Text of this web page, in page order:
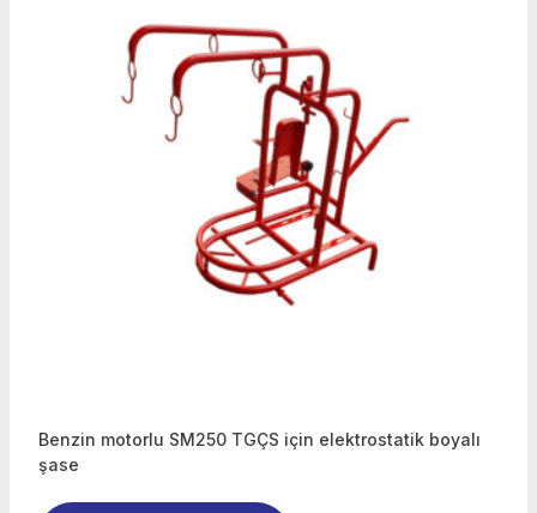
Benzin motorlu SM250 TGÇS için elektrostatik boyalı
şase